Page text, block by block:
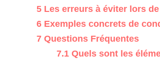
5 Les erreurs à éviter lors
6 Exemples concrets de
7 Questions Fréquentes
7.1 Quels sont les